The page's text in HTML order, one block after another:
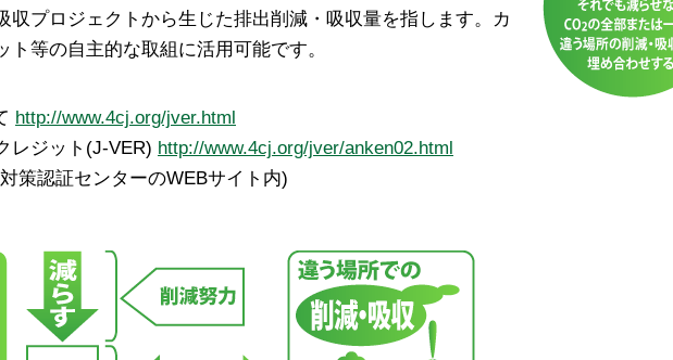
収プロジェクトから生じた排出削減・吸収量を指します。カ
ト等の自主的な取組に活用可能です。
http://www.4cj.org/jver.html
レジット(J-VER) http://www.4cj.org/jver/anken02.html
策認証センターのWEBサイト内)